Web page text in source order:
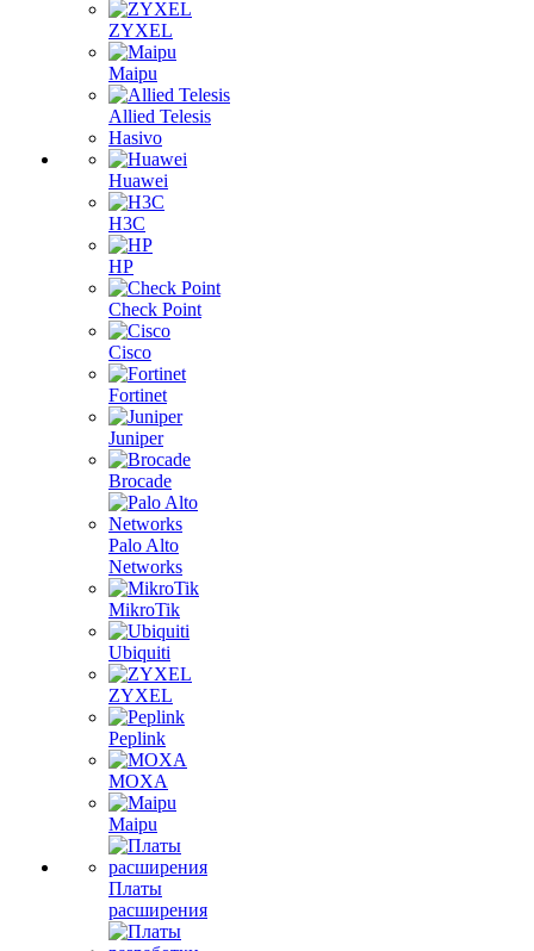
ZYXEL
Maipu
Allied Telesis
Hasivo
Huawei
H3C
HP
Check Point
Cisco
Fortinet
Juniper
Brocade
Palo Alto
Networks
MikroTik
Ubiquiti
ZYXEL
Peplink
MOXA
Maipu
Платы
расширения